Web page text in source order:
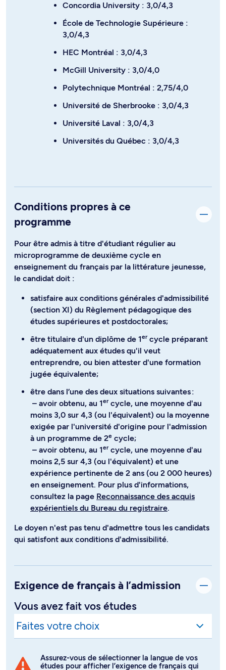
Concordia University : 3,0/4,3
École de Technologie Supérieure :
3,0/4,3
HEC Montréal : 3,0/4,3
McGill University : 3,0/4,0
Polytechnique Montréal : 2,75/4,0
Université de Sherbrooke : 3,0/4,3
Université Laval : 3,0/4,3
Universités du Québec : 3,0/4,3
Conditions propres à ce
programme
Pour être admis à titre d'étudiant régulier au
microprogramme de deuxième cycle en
enseignement du français par la littérature jeunesse,
le candidat doit :
satisfaire aux conditions générales d'admissibilité
(section XI) du Règlement pédagogique des
études supérieures et postdoctorales;
être titulaire d'un diplôme de 1ercycle préparant
adéquatement aux études qu'il veut
entreprendre, ou bien attester d'une formation
jugée équivalente;
être dans l’une des deux situations suivantes :
– avoir obtenu, au 1ercycle, une moyenne d'au
moins 3,0 sur 4,3 (ou l'équivalent) ou la moyenne
exigée par l'université d'origine pour l'admission
à un programme de 2e cycle;
– avoir obtenu, au 1ercycle, une moyenne d'au
moins 2,5 sur 4,3 (ou l'équivalent) et une
expérience pertinente de 2 ans (ou 2 000 heures)
en enseignement. Pour plus d'informations,
consultez la page Reconnaissance des acquis
expérientiels du Bureau du registraire.
Le doyen n'est pas tenu d'admettre tous les candidats
qui satisfont aux conditions d'admissibilité.
Exigence de français à l’admission
Vous avez fait vos études
Assurez-vous de sélectionner la langue de vos
études pour afficher l’exigence de français qui